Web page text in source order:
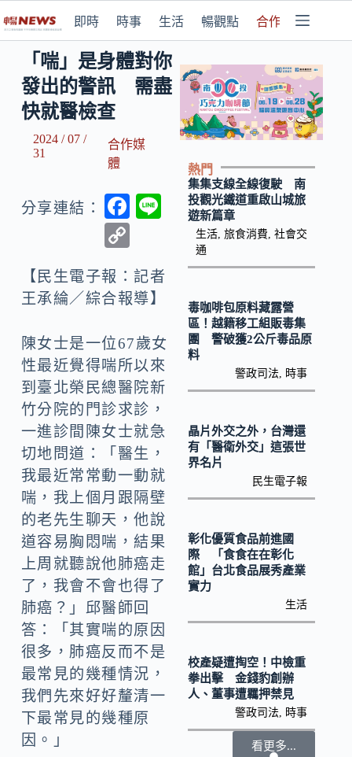
即時 時事 生活 暢觀點 合作媒體
「喘」是身體對你
發出的警訊 需盡
快就醫檢查
2024 / 07 /
31
合作媒
體
分享連結：
F
b
o
o
k
p
y
Li
n
k
【民生電子報：記者
王承綸／綜合報導】‌
陳女士是一位67歲女
性最近覺得喘所以來
到臺北榮民總醫院新
竹分院的門診求診，
一進診間陳女士就急
切地問道：「醫生，
我最近常常動一動就
喘，我上個月跟隔壁
的老先生聊天，他說
道容易胸悶喘，結果
上周就聽說他肺癌走
了，我會不會也得了
肺癌？」邱醫師回
答：「其實喘的原因
很多，肺癌反而不是
最常見的幾種情況，
我們先來好好釐清一
下最常見的幾種原
因。」
熱門
集集支線全線復駛 南
投觀光鐵道重啟山城旅
遊新篇章
生活, 旅食消費 社會交
通
毒咖啡包原料藏露營
區！越籍移工組販毒集
團 警破獲2公斤毒品原
料
警政司法 時事
晶片外交之外，台灣還
有「醫衛外交」這張世
界名片
民生電子報
彰化優質食品前進國
際 「食食在在彰化
館」台北食品展秀產業
實力
生活
校產疑遭掏空！中檢重
拳出擊 金錢豹創辦
人、董事遭羈押禁見
警政司法 時事
看更多...